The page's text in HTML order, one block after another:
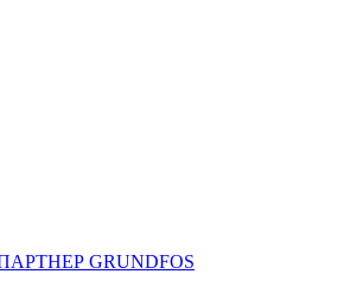
GRUNDFOS